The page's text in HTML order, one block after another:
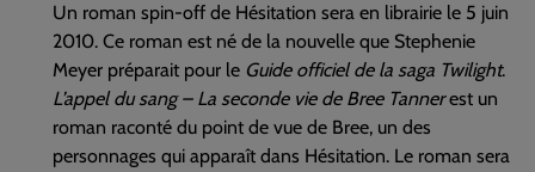
Un roman spin-off de Hésitation sera en librairie le 5 juin
2010. Ce roman est né de la nouvelle que Stephenie
Meyer préparait pour le Guide officiel de la saga Twilight.
L’appel du sang – La seconde vie de Bree Tannerest un
roman raconté du point de vue de Bree, un des
personnages qui apparaît dans Hésitation. Le roman sera